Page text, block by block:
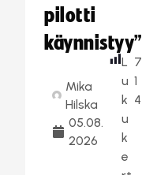
pilotti
käynnistyy”
Mika
Hilska
05.08.
2026
L
u
k
u
k
e
7
1
4